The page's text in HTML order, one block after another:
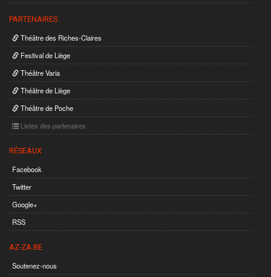
PARTENAIRES
Théâtre des Riches-Claires
Festival de Liège
Théâtre Varia
Théâtre de Liège
Théâtre de Poche
Listes des partenaires
RÉSEAUX
Facebook
Twitter
Google+
RSS
AZ-ZA.BE
Soutenez-nous